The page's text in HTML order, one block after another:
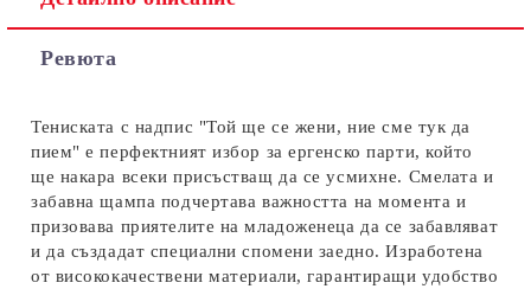
Ревюта
Тениската с надпис "Той ще се жени, ние сме тук да
пием" е перфектният избор за ергенско парти, който
ще накара всеки присъстващ да се усмихне. Смелата и
забавна щампа подчертава важността на момента и
призовава приятелите на младоженеца да се забавляват
и да създадат специални спомени заедно. Изработена
от висококачествени материали, гарантиращи удобство